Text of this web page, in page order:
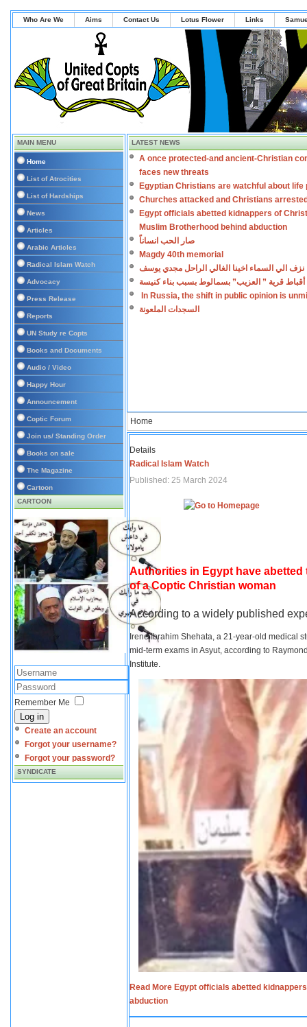
Who Are We Aims Contact Us Lotus Flower Links
MAIN MENU
Home
List of Atrocities
List of Hardships
News
Articles
Arabic Articles
Radical Islam Watch
Advocacy
Press Release
Reports
UN Study re Copts
Books and Documents
Audio / Video
Happy Hour
Announcement
Coptic Forum
Join us/ Standing Order
Books on sale
The Magazine
Cartoon
CARTOON
Remember Me
Log in
Create an account
Forgot your username?
Forgot your password?
SYNDICATE
LATEST NEWS
A once protected-and ancient-Christian
faces new threats
Egyptian Christians are watchful about life
Churches attacked and Christians
Egypt officials abetted kidnappers of
Muslim Brotherhood behind abduction
صار الحب انساناً
Magdy 40th memorial
نزف الي السماء اخينا الغالي الراحل مجدي يوسف
أقباط قرية ” العزيب” بسمالوط بسبب بناء كنيسة
In Russia, the shift in public opinion is
السجدات الملعونة
Home
Details
Radical Islam Watch
Published: 25 March 2024
Authorities in Egypt have
of a Coptic Christian woman
According to a widely published
Irene Ibrahim Shehata, a 21-year-old medical
mid-term exams in Asyut, according to
Institute.
Read More Egypt officials abetted
abduction